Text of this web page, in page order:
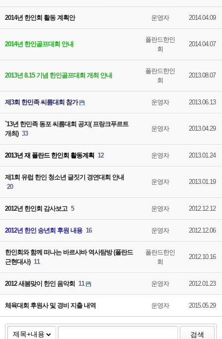
2014년 한인회 활동 계획안 운영자 2014.04.09
2014년 한인골프대회 안내
폴란드한인
회
2014.04.07
2013년 8.15 기념 한인골프대회 개최 안내
폴란드한인
회
2013.08.07
제3회 한민족 씨름대회 참가 운영자 2013.06.13
`13년 한민족 동포 씨름대회 공지( 프랑크푸르트
개최) 33
운영자 2013.04.29
2013년 재 폴란드 한인회 활동계획 12 운영자 2013.01.24
제1회 유럽 한인 청소년 글짓기 경연대회 안내
20
운영자 2013.01.19
2012년 한인회 감사보고 5 운영자 2012.12.12
2012년 한인 송년회 후원 내용 16 운영자 2012.12.06
한인회와 함께 떠나는 바르샤바 역사탐방 (폴란드
근현대사) 11
폴란드한인
회
2012.10.16
2012 새봄맞이 한인 음악회 11 운영자 2012.01.23
체육대회 후원사 및 경비 지출 내역 운영자 2015.05.29
검색